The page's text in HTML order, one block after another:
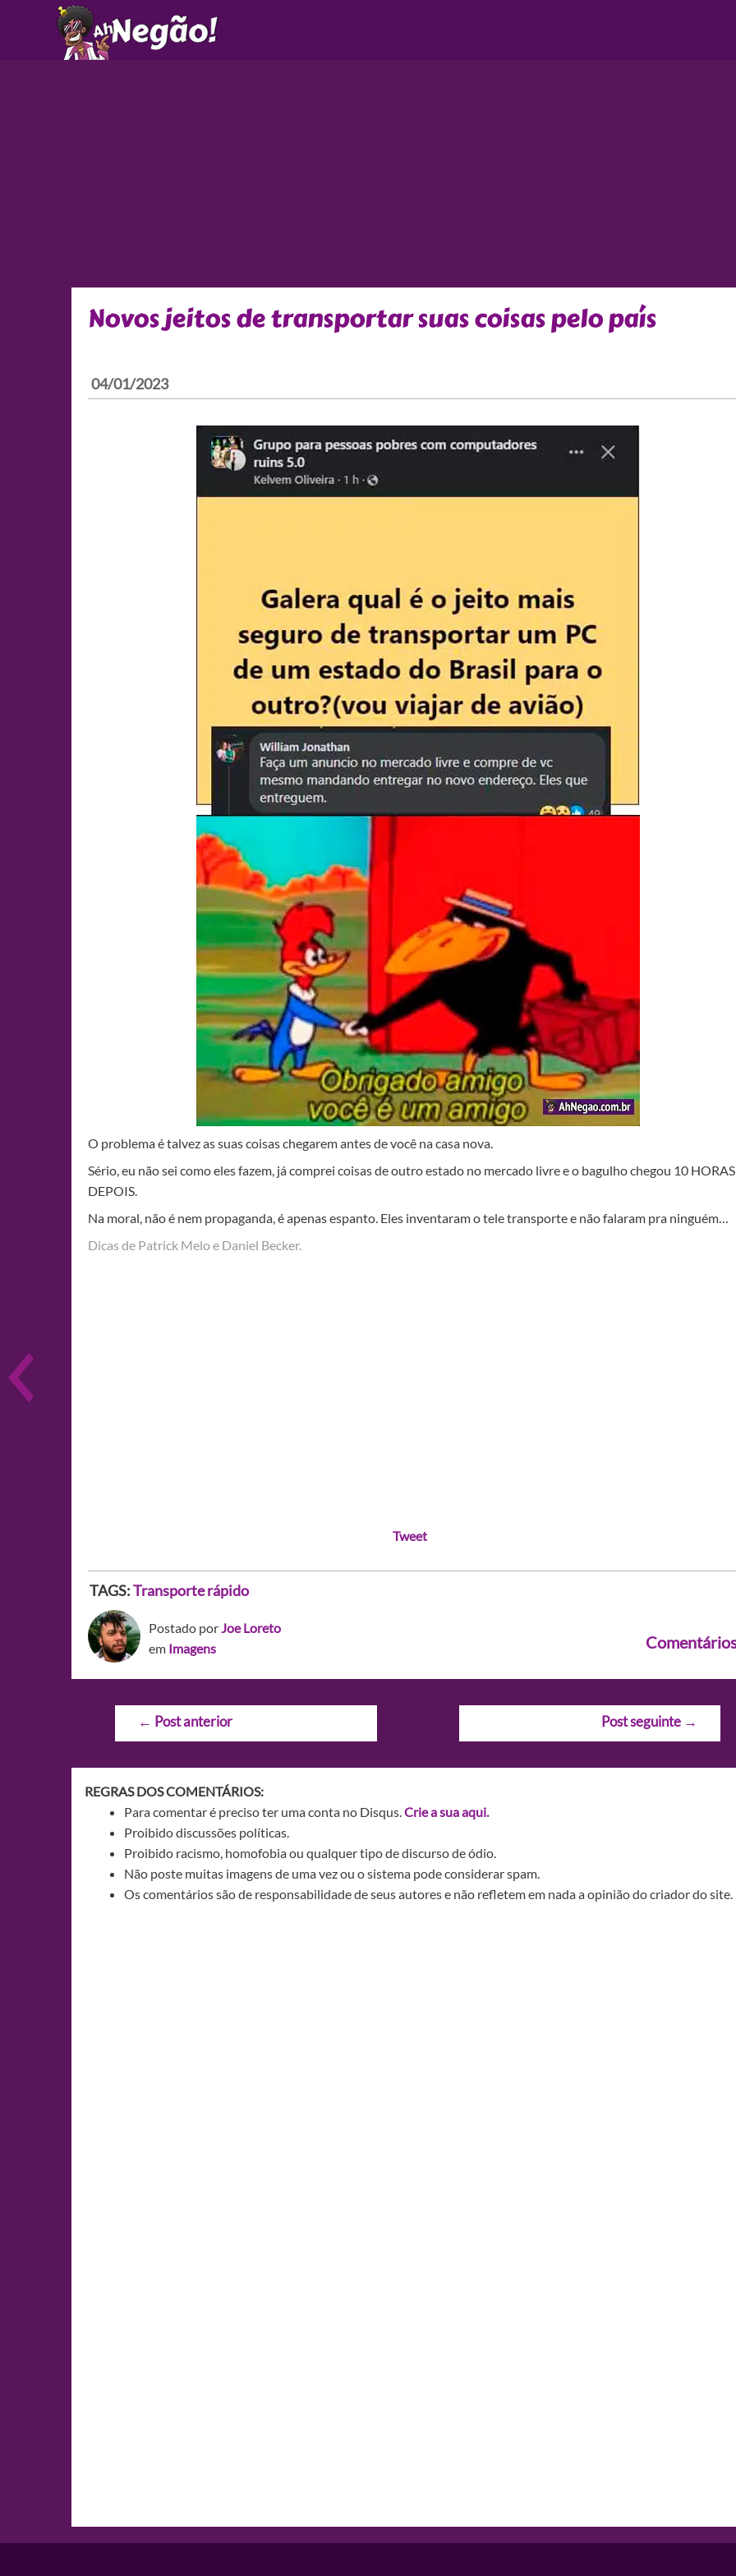
Novos jeitos de transportar suas coisas pelo país
04/01/2023
O problema é talvez as suas coisas chegarem antes de você na casa nova.
Sério, eu não sei como eles fazem, já comprei coisas de outro estado no mercado livre e o bagulho chegou 10 HORAS
DEPOIS.
Na moral, não é nem propaganda, é apenas espanto. Eles inventaram o tele transporte e não falaram pra ninguém…
Dicas de Patrick Melo e Daniel Becker.
Tweet
TAGS:Transporte rápido
Postado porJoe Loreto
em Imagens
Navegação
← Post anterior Post seguinte →
REGRAS DOS COMENTÁRIOS:
Para comentar é preciso ter uma conta no Disqus.Crie a sua aqui.
Proibido discussões políticas.
Proibido racismo, homofobia ou qualquer tipo de discurso de ódio.
Não poste muitas imagens de uma vez ou o sistema pode considerar spam.
Os comentários são de responsabilidade de seus autores e não refletem em nada a opinião do criador do site.